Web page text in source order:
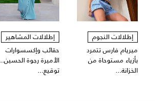
إطلالات النجوم
ميريام فارس تتمرد
بأزياء مستوحاة من
الخزانة...
إطلالات المشاهير
حقائب وإكسسوارات
الأميرة رجوة الحسين..
توقيع...